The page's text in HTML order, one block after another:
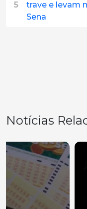
5
trave e levam
Sena
Notícias